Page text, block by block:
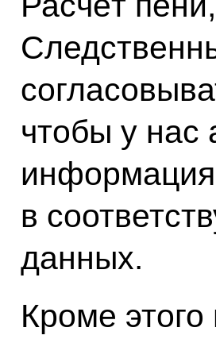
чтобы у нас
в
данных.
Кроме этого